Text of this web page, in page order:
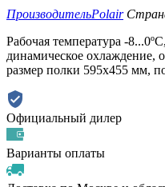
ПроизводительPolair
Рабочая температура -
динамическое охлаждение,
размер полки 595х455 мм,
Официальный дилер
Варианты оплаты